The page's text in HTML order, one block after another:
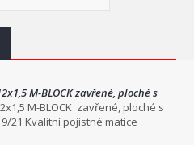
M-BLOCK zavřené, ploché s
21 M-BLOCK zavřené, ploché s
21 Kvalitní pojistné matice